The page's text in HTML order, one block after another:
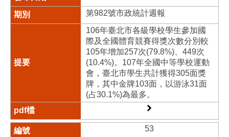
第982號市政統計週報
106年臺北市各級學校學生參加國
際及全國體育競賽得獎次數分別較
105年增加257次(79.8%)、449次
(10.4%)。107年全國中等學校運動
會，臺北市學生共計獲得305面獎
牌，其中金牌103面，以游泳31面
(占30.1%)為最多。
53